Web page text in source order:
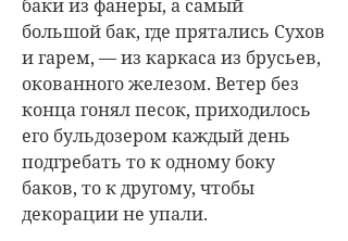
баки из фанеры, а самый
большой бак, где прятались Сухов
и гарем, — из каркаса из брусьев,
окованного железом. Ветер без
конца гонял песок, приходилось
его бульдозером каждый день
подгребать то к одному боку
баков, то к другому, чтобы
декорации не упали.